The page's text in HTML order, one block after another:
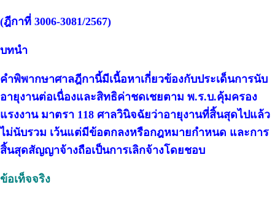
(ฎีกาที่ 3006-3081/2567)
บทนำ
คำพิพากษาศาลฎีกานี้มีเนื้อหาเกี่ยวข้องกับประเด็นการนับ
อายุงานต่อเนื่องและสิทธิค่าชดเชยตาม พ.ร.บ.คุ้มครอง
แรงงาน มาตรา 118 ศาลวินิจฉัยว่าอายุงานที่สิ้นสุดไปแล้ว
ไม่นับรวม เว้นแต่มีข้อตกลงหรือกฎหมายกำหนด และการ
สิ้นสุดสัญญาจ้างถือเป็นการเลิกจ้างโดยชอบ
ข้อเท็จจริง